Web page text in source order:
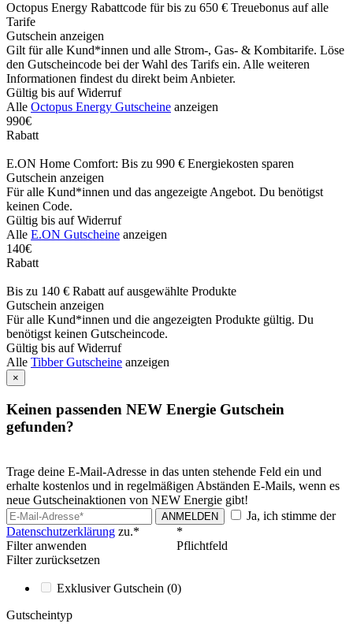
Octopus Energy Rabattcode für bis zu 650 € Treuebonus auf alle
Tarife
Gutschein anzeigen
Gilt für alle Kund*innen und alle Strom-, Gas- & Kombitarife. Löse
den Gutscheincode bei der Wahl des Tarifs ein. Alle weiteren
Informationen findest du direkt beim Anbieter.
Gültig bis auf Widerruf
Alle Octopus Energy Gutscheine anzeigen
990€
Rabatt
E.ON Home Comfort: Bis zu 990 € Energiekosten sparen
Gutschein anzeigen
Für alle Kund*innen und das angezeigte Angebot. Du benötigst
keinen Code.
Gültig bis auf Widerruf
Alle E.ON Gutscheine anzeigen
140€
Rabatt
Bis zu 140 € Rabatt auf ausgewählte Produkte
Gutschein anzeigen
Für alle Kund*innen und die angezeigten Produkte gültig. Du
benötigst keinen Gutscheincode.
Gültig bis auf Widerruf
Alle Tibber Gutscheine anzeigen
×
Keinen passenden NEW Energie Gutschein
gefunden?
Trage deine E-Mail-Adresse in das unten stehende Feld ein und
erhalte kostenlos und in regelmäßigen Abständen E-Mails, wenn es
neue Gutscheinaktionen von NEW Energie gibt!
ANMELDEN
Ja, ich stimme der
Datenschutzerklärung zu.*
*
Pflichtfeld
Filter anwenden
Filter zurücksetzen
Exklusiver Gutschein (0)
Gutscheintyp